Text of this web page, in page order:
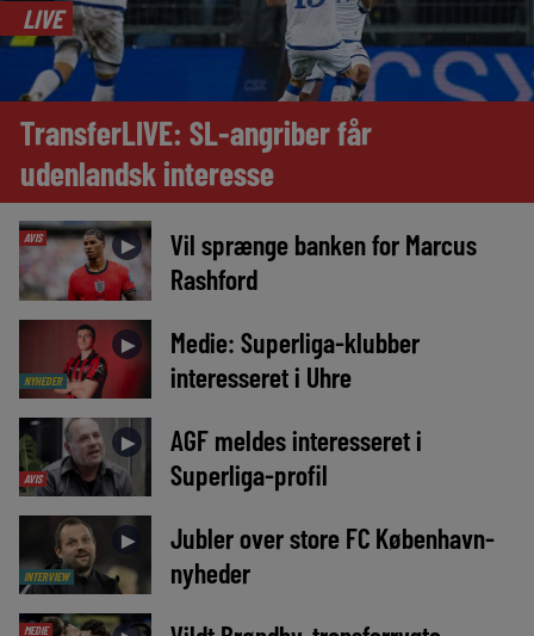
LIVE
TransferLIVE: SL-angriber får
udenlandsk interesse
AVIS ►
Vil sprænge banken for Marcus
Rashford
NYHEDER
►
Medie: Superliga-klubber
interesseret i Uhre
AVIS
►
AGF meldes interesseret i
Superliga-profil
INTERVIEW
►
Jubler over store FC København-
nyheder
MEDIE